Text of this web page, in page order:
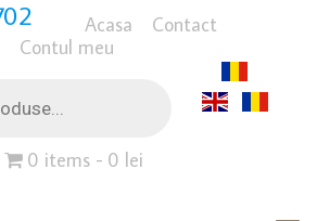
Acasa
Contact
Contul meu
0 items 0 lei